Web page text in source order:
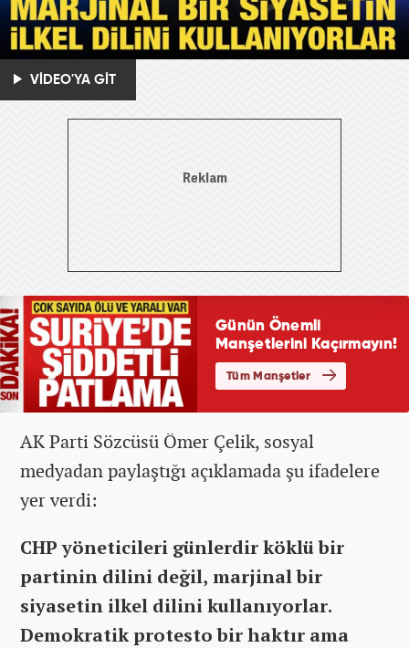
VİDEO'YA GİT
AK Parti Sözcüsü Ömer Çelik, sosyal
medyadan paylaştığı açıklamada şu ifadelere
yer verdi:
CHP yöneticileri günlerdir köklü bir
partinin dilini değil, marjinal bir
siyasetin ilkel dilini kullanıyorlar.
Demokratik protesto bir haktır ama